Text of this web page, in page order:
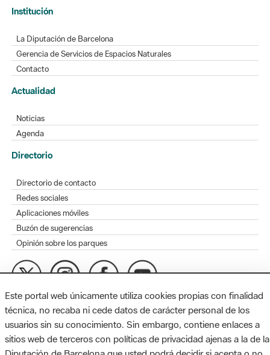
Institución
La Diputación de Barcelona
Gerencia de Servicios de Espacios Naturales
Contacto
Actualidad
Noticias
Agenda
Directorio
Directorio de contacto
Redes sociales
Aplicaciones móviles
Buzón de sugerencias
Opinión sobre los parques
MAPA WEB AVISO LEGAL ACCESIBILIDAD
Diputación de Barcelona. Edifici Llacuna, 1a planta. Badajoz, 49.
08005 Barcelona. Tel. 934 022 428 / xarxaparcs@diba.cat
Este portal web únicamente utiliza cookies propias con finalidad
técnica, no recaba ni cede datos de carácter personal de los
usuarios sin su conocimiento. Sin embargo, contiene enlaces a
sitios web de terceros con políticas de privacidad ajenas a la de la